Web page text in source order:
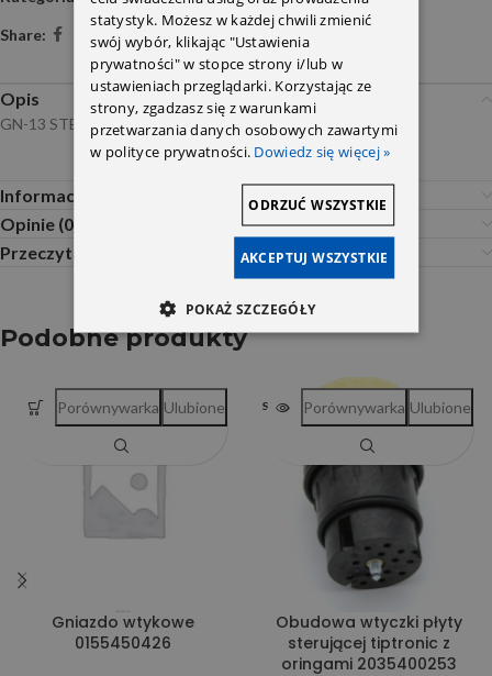
Share:
Opis
GN-13 STEINHOF
Informacje dodatkowe
Opinie (0)
Przeczytaj Przed Zakupem
Podobne produkty
Gniazdo wtykowe
0155450426
Porównywarka Ulubione SOLD OUT
Obudowa wtyczki płyty
sterującej tiptronic z
oringami 2035400253
Porównywarka Ulubione
statystyk. Możesz w każdej chwili zmienić
swój wybór, klikając "Ustawienia
prywatności" w stopce strony i/lub w
ustawieniach przeglądarki. Korzystając ze
strony, zgadzasz się z warunkami
przetwarzania danych osobowych zawartymi
w polityce prywatności. Dowiedz się więcej »
AKCEPTUJ WSZYSTKIE
ODRZUĆ WSZYSTKIE
POKAŻ SZCZEGÓŁY